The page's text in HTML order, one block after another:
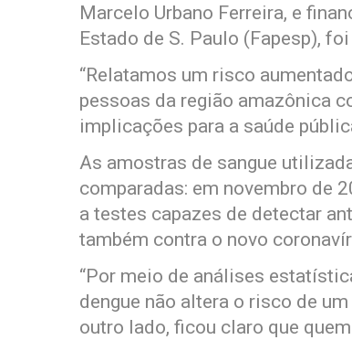
Marcelo Urbano Ferreira, e
Estado de S. Paulo (Fapesp),
“Relatamos um risco
pessoas da região amazônica
implicações para a saúde
As amostras de sangue
comparadas: em novembro de
a testes capazes de detectar
também contra o novo
“Por meio de análises
dengue não altera o risco de
outro lado, ficou claro que